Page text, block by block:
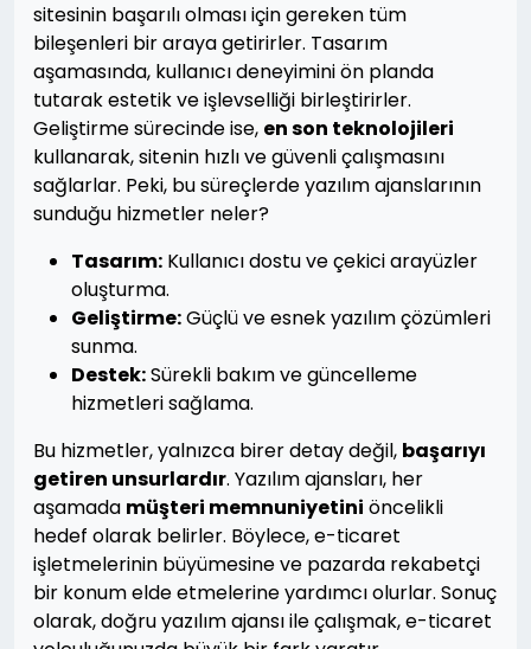
sitesinin başarılı olması için gereken tüm
bileşenleri bir araya getirirler. Tasarım
aşamasında, kullanıcı deneyimini ön planda
tutarak estetik ve işlevselliği birleştirirler.
Geliştirme sürecinde ise, en son teknolojileri
kullanarak, sitenin hızlı ve güvenli çalışmasını
sağlarlar. Peki, bu süreçlerde yazılım ajanslarının
sunduğu hizmetler neler?
Tasarım: Kullanıcı dostu ve çekici arayüzler
oluşturma.
Geliştirme:Güçlü ve esnek yazılım çözümleri
sunma.
Destek:Sürekli bakım ve güncelleme
hizmetleri sağlama.
Bu hizmetler, yalnızca birer detay değil, başarıyı
getiren unsurlardır. Yazılım ajansları, her
aşamada müşteri memnuniyetini öncelikli
hedef olarak belirler. Böylece, e-ticaret
işletmelerinin büyümesine ve pazarda rekabetçi
bir konum elde etmelerine yardımcı olurlar. Sonuç
olarak, doğru yazılım ajansı ile çalışmak, e-ticaret